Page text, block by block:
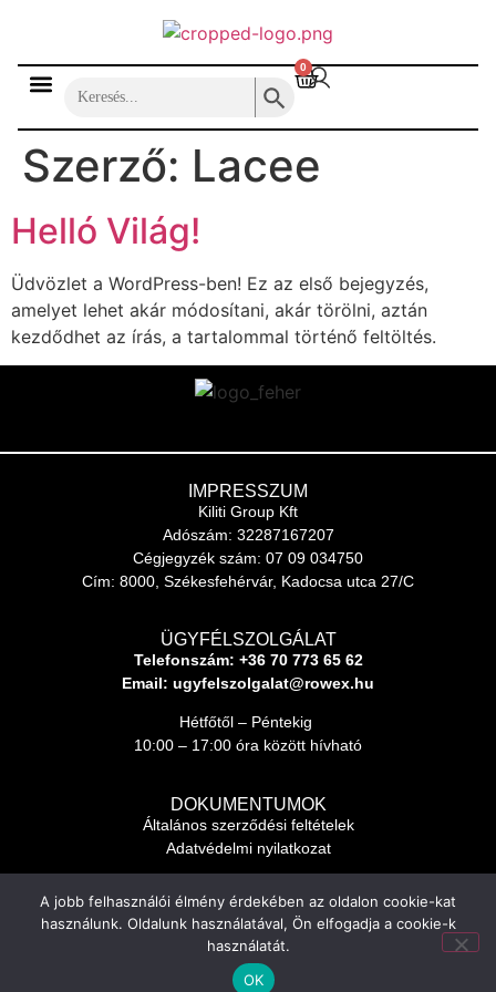
for:
Search Button
0
Szerző: Lacee
Helló Világ!
Üdvözlet a WordPress-ben! Ez az első bejegyzés,
amelyet lehet akár módosítani, akár törölni, aztán
kezdődhet az írás, a tartalommal történő feltöltés.
IMPRESSZUM
Kiliti Group Kft
Adószám: 32287167207
Cégjegyzék szám: 07 09 034750
Cím: 8000, Székesfehérvár, Kadocsa utca 27/C
ÜGYFÉLSZOLGÁLAT
Telefonszám: +36 70 773 65 62
Email: ugyfelszolgalat@rowex.hu
Hétfőtől – Péntekig
10:00 – 17:00 óra között hívható
DOKUMENTUMOK
Általános szerződési feltételek
Adatvédelmi nyilatkozat
SOCIAL MEGJELENÉSEK
A jobb felhasználói élmény érdekében az oldalon cookie-kat
használunk. Oldalunk használatával, Ön elfogadja a cookie-k
használatát.
OK